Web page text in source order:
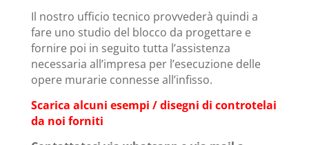
Il nostro ufficio tecnico provvederà quindi a
fare uno studio del blocco da progettare e
fornire poi in seguito tutta l’assistenza
necessaria all’impresa per l’esecuzione delle
opere murarie connesse all’infisso.
Scarica alcuni esempi / disegni di controtelai
da noi forniti